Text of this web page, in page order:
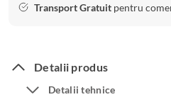
Transport Gratuit pentru
Detalii produs
Detalii tehnice